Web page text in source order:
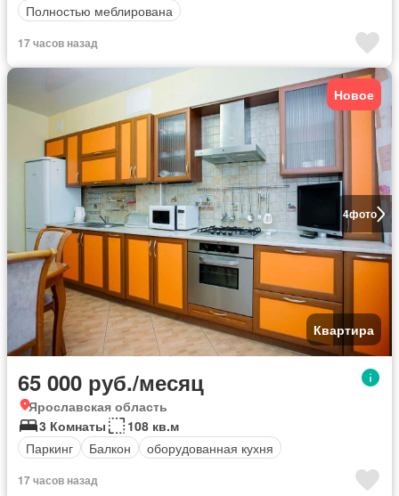
Полностью меблирована
17 часов назад
4фото
Новое
Квартира
65 000 руб./месяц
Ярославская область
3 Комнаты
108 кв.м
Паркинг
Балкон оборудованная кухня
17 часов назад